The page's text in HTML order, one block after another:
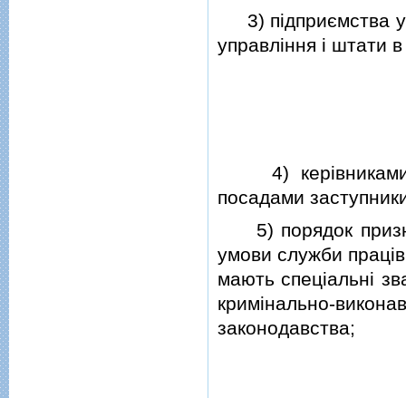
3) пiдприємства
управлiння i штати
4) керiвниками
посадами
5) порядок
умови служби
мають спецiальнi
кримiнально-
законодавства;